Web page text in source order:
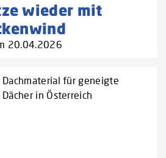
wieder mit
20.04.2026
Dachmaterial für geneigte
Dächer in Österreich